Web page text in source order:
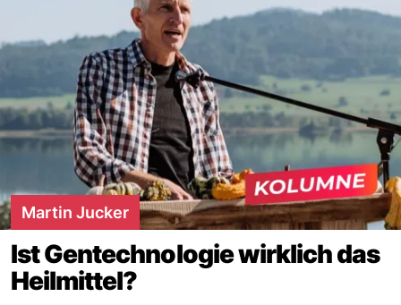
Martin Jucker
Ist Gentechnologie wirklich das
Heilmittel?